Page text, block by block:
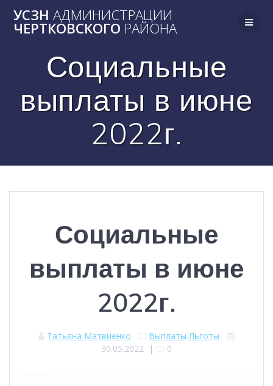
to
content
УСЗН АДМИНИСТРАЦИИ
ЧЕРТКОВСКОГО РАЙОНА
Социальные
выплаты в июне
2022г.
Социальные
выплаты в июне
2022г.
Татьяна Матвиенко Выплаты Льготы
30.05.2022 | 0